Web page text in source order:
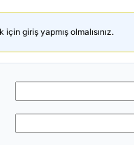
giriş yapmış olmalısınız.